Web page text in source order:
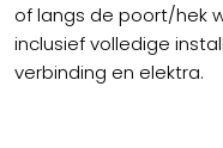
of langs de poort/hek
inclusief volledige
verbinding en elektra.